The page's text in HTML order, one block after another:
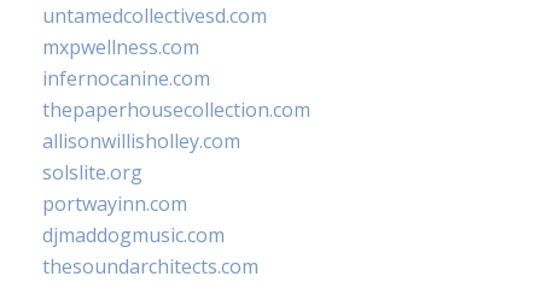
untamedcollectivesd.com
mxpwellness.com
infernocanine.com
thepaperhousecollection.com
allisonwillisholley.com
solslite.org
portwayinn.com
djmaddogmusic.com
thesoundarchitects.com